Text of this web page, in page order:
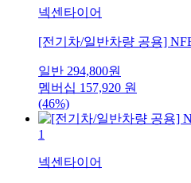
넥센타이어
[전기차/일반차량 공용]
일반 294,800원
멤버십 157,920 원
(46%)
1
넥센타이어